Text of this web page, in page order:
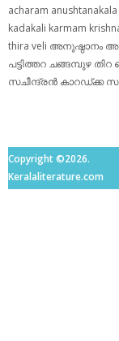
acharam anushtanakala
kadakali karmam
thira veli അനുഷ്ഠാനം
പട്ടിത്തറ ചങ്ങമ്പുഴ തിറ
സചീന്ദ്രന്‍ കാറഡ്ക്ക
Copyright ©2026.
Keralaliterature.com